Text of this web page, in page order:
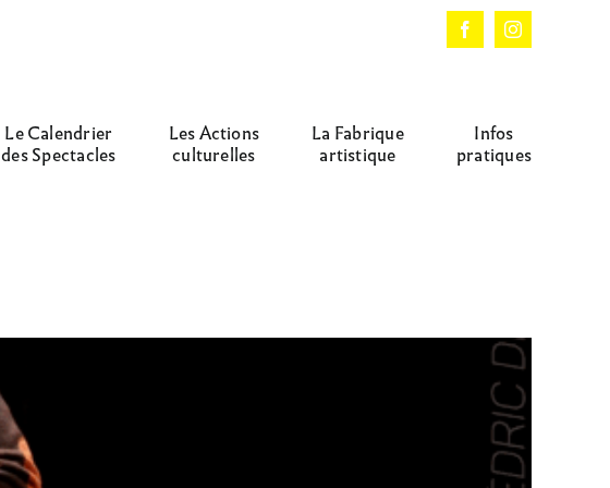
FacebookInstagram
Le Calendrier
des Spectacles
Les Actions
culturelles
La Fabrique
artistique
Infos
pratiques